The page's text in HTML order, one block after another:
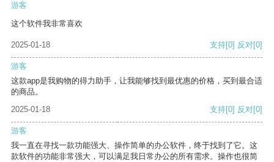
游客
这个软件我非常喜欢
2025-01-18 支持[0] 反对[0]
游客
这款app是我购物的得力助手，让我能够找到最优惠的价格，买到最合适
的商品。
2025-01-18
支持[0] 反对[0]
游客
我一直在寻找一款功能强大、操作简单的办公软件，终于找到了它。这
款软件的功能非常强大，可以满足我日常办公的所有需求。操作也很简